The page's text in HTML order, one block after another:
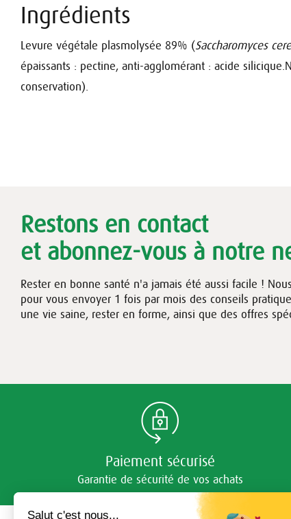
Ingrédients
Levure végétale plasmolysée 89% (Saccharomyces
épaissants : pectine, anti-agglomérant : acide silicique.
conservation).
Restons en contact
et abonnez-vous à notre
Rester en bonne santé n'a jamais été aussi facile !
pour vous envoyer 1 fois par mois des conseils
une vie saine, rester en forme, ainsi que des offres
Paiement sécurisé
Garantie de sécurité de vos achats